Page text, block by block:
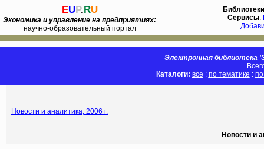
EUP.RU
Экономика и управление на предприятиях:
научно-образовательный портал
Библиотеки
Сервисы:
Электронная библиотека
Каталоги: все : по тематике :
Новости и аналитика, 2006 г.
Новости и